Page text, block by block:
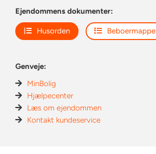
Ejendommens dokumenter:
Husorden Beboermappe
Genveje:
MinBolig
Hjælpecenter
Læs om ejendommen
Kontakt kundeservice